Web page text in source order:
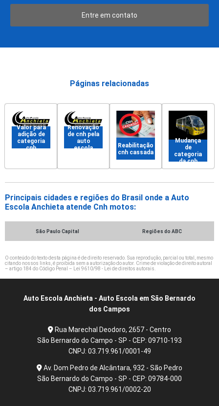
Entre em contato
Páginas relacionadas
Valor para
adição de
categoria
cnh
Renovação
de cnh pela
auto
escola
Reabilitação
cnh cassada
Mudança
de
categoria
da cnh
Principais cidades e regiões do Brasil onde a Auto
Escola Anchieta atende Cnh motos:
São Paulo Capital Regiões do ABC
O conteúdo do texto desta página é de direito reservado. Sua reprodução, parcial ou total, mesmo
citando nossos links, é proibida sem a autorização do autor. Crime de violação de direito autoral
– artigo 184 do Código Penal – Lei 9610/98 - Lei de direitos autorais.
Auto Escola Anchieta - Auto Escola em São Bernardo
dos Campos
Rua Marechal Deodoro, 2657 - Centro
São Bernardo do Campo - SP - CEP: 09710-193
CNPJ: 03.719.961/0001-49
Av. Dom Pedro de Alcântara, 932 - São Pedro
São Bernardo do Campo - SP - CEP: 09784-000
CNPJ: 03.719.961/0002-20